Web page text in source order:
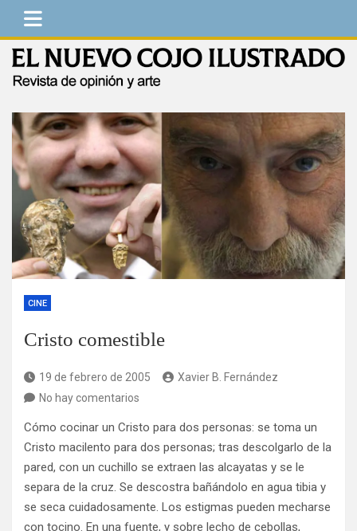
Saltar
contenido
CINE
Cristo comestible
19 de febrero de 2005
Xavier B. Fernández
No hay comentarios
Cómo cocinar un Cristo para dos personas: se toma un
Cristo macilento para dos personas; tras descolgarlo de la
pared, con un cuchillo se extraen las alcayatas y se le
separa de la cruz. Se descostra bañándolo en agua tibia y
se seca cuidadosamente. Los estigmas pueden mecharse
con tocino. En una fuente, y sobre lecho de cebollas,